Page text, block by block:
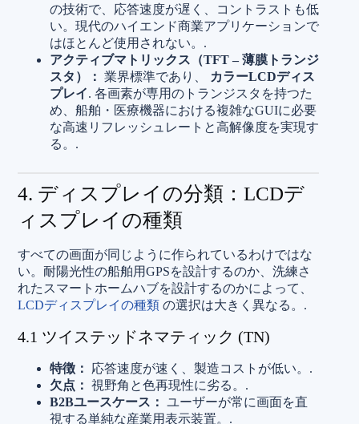
の技術で、応答速度が遅く、コントラストも低
い。現代のハイエンド商業アプリケーションで
はほとんど使用されない。.
アクティブマトリックス（TFT – 薄膜トランジ
スタ）： 業界標準であり、
カラーLCDディス
プレイ. 各画素が専用のトランジスタを持つた
め、船舶・医療機器における複雑なGUIに必要
な高速リフレッシュレートと高解像度を実現す
る。.
4. ディスプレイの分類：LCDデ
ィスプレイの種類
すべての画面が同じように作られているわけではな
い。耐陽光性の船舶用GPSを設計するのか、洗練さ
れたスマートホームハブを設計するのかによって、
LCDディスプレイの種類 の選択は大きく異なる。.
4.1 ツイステッドネマティック (TN)
特徴：
応答速度が速く、製造コストが低い。.
欠点： 視野角と色再現性に劣る。.
B2Bユースケース： ユーザーが常に画面を直
視する単純な産業用表示装置。.